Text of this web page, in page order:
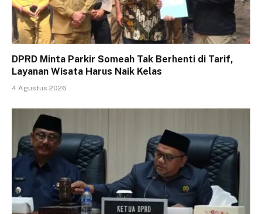
DPRD Minta Parkir Someah Tak Berhenti di Tarif,
Layanan Wisata Harus Naik Kelas
4 Agustus 2026